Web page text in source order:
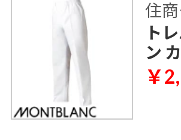
住
ト
ン
￥